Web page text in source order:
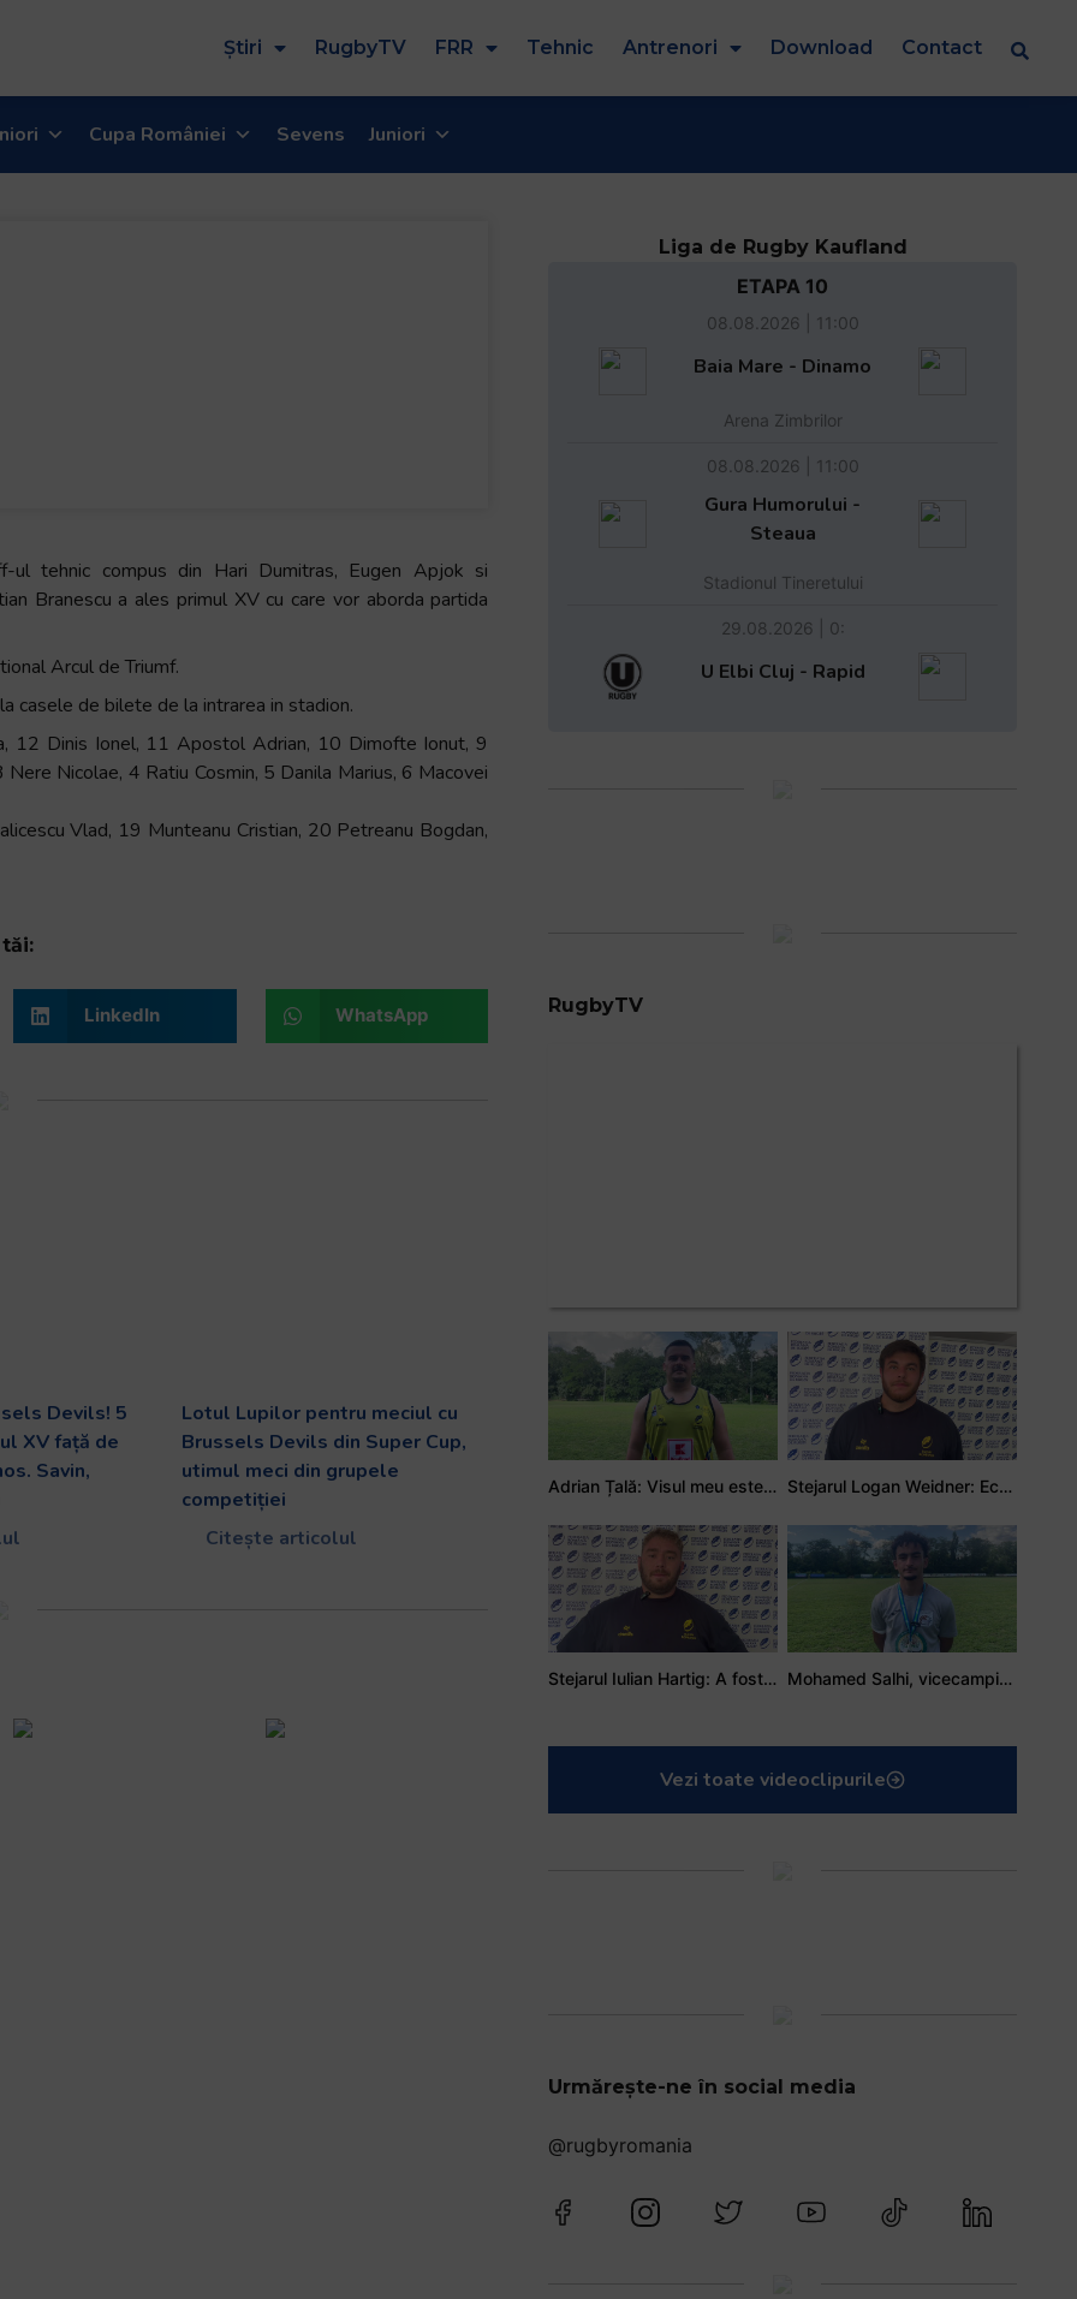
Știri RugbyTV FRR Tehnic Antrenori Download Contact
Cupa României Sevens Juniori
ul tehnic compus din Hari Dumitras, Eugen Apjok si
Branescu a ales primul XV cu care vor aborda partida
Arcul de Triumf.
casele de bilete de la intrarea in stadion.
12 Dinis Ionel, 11 Apostol Adrian, 10 Dimofte Ionut, 9
Nicolae, 4 Ratiu Cosmin, 5 Danila Marius, 6 Macovei
Vlad, 19 Munteanu Cristian, 20 Petreanu Bogdan,
LinkedIn WhatsApp
Devils! 5
XV față de
Savin,
Lotul Lupilor pentru meciul cu
Brussels Devils din Super Cup,
utimul meci din grupele
competiției
Citește articolul
Liga de Rugby Kaufland
ETAPA 10
08.08.2026 | 11:00
Baia Mare - Dinamo
Arena Zimbrilor
08.08.2026 | 11:00
Gura Humorului -
Steaua
Stadionul Tineretului
29.08.2026 | 0:
U Elbi Cluj - Rapid
RugbyTV
Adrian Țală: Visul meu este să debutez pentru România Stejarul Logan Weidner: Echipa a muncit mult, iar asta se va vedea în meciurile de la Nations Cup
Stejarul Iulian Hartig: A fost un turneu care a unit mai mult echipa Mohamed Salhi, vicecampion național juniori I: Rugby-ul te învață să accepți și înfrângerile
Vezi toate videoclipurile
Urmărește-ne în social media
@rugbyromania